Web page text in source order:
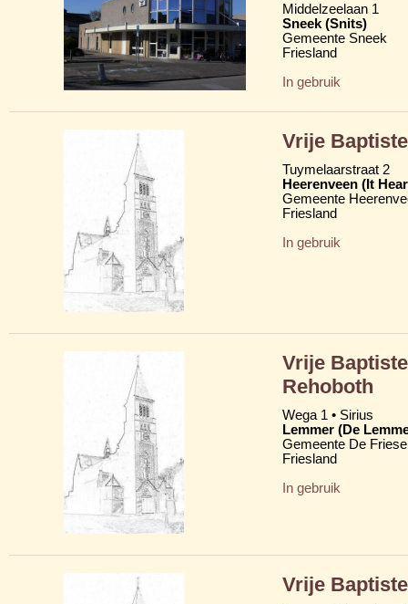
Middelzeelaan 1
Sneek (Snits)
Gemeente Sneek
Friesland
In gebruik
Vrije
Tuymelaarstraat 2
Heerenveen (It
Gemeente
Friesland
In gebruik
Vrije
Rehoboth
Wega 1 • Sirius
Lemmer (De
Gemeente De
Friesland
In gebruik
Vrije